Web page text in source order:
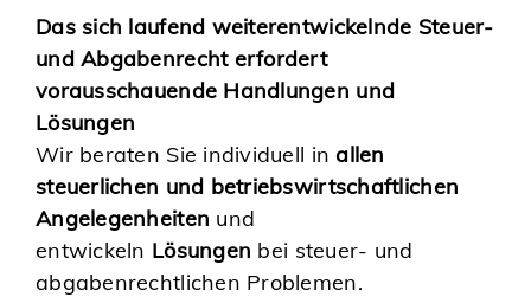
Das sich laufend weiterentwickelnde Steuer-
und Abgabenrecht erfordert
vorausschauende Handlungen und
Lösungen
Wir beraten Sie individuell inallen
steuerlichen und betriebswirtschaftlichen
Angelegenheiten und
entwickeln Lösungen bei steuer- und
abgabenrechtlichen Problemen.